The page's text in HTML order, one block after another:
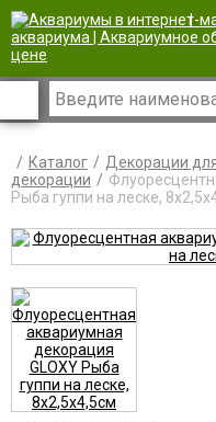
|
Каталог Декорации
декорации
Рыба гуппи на леске,